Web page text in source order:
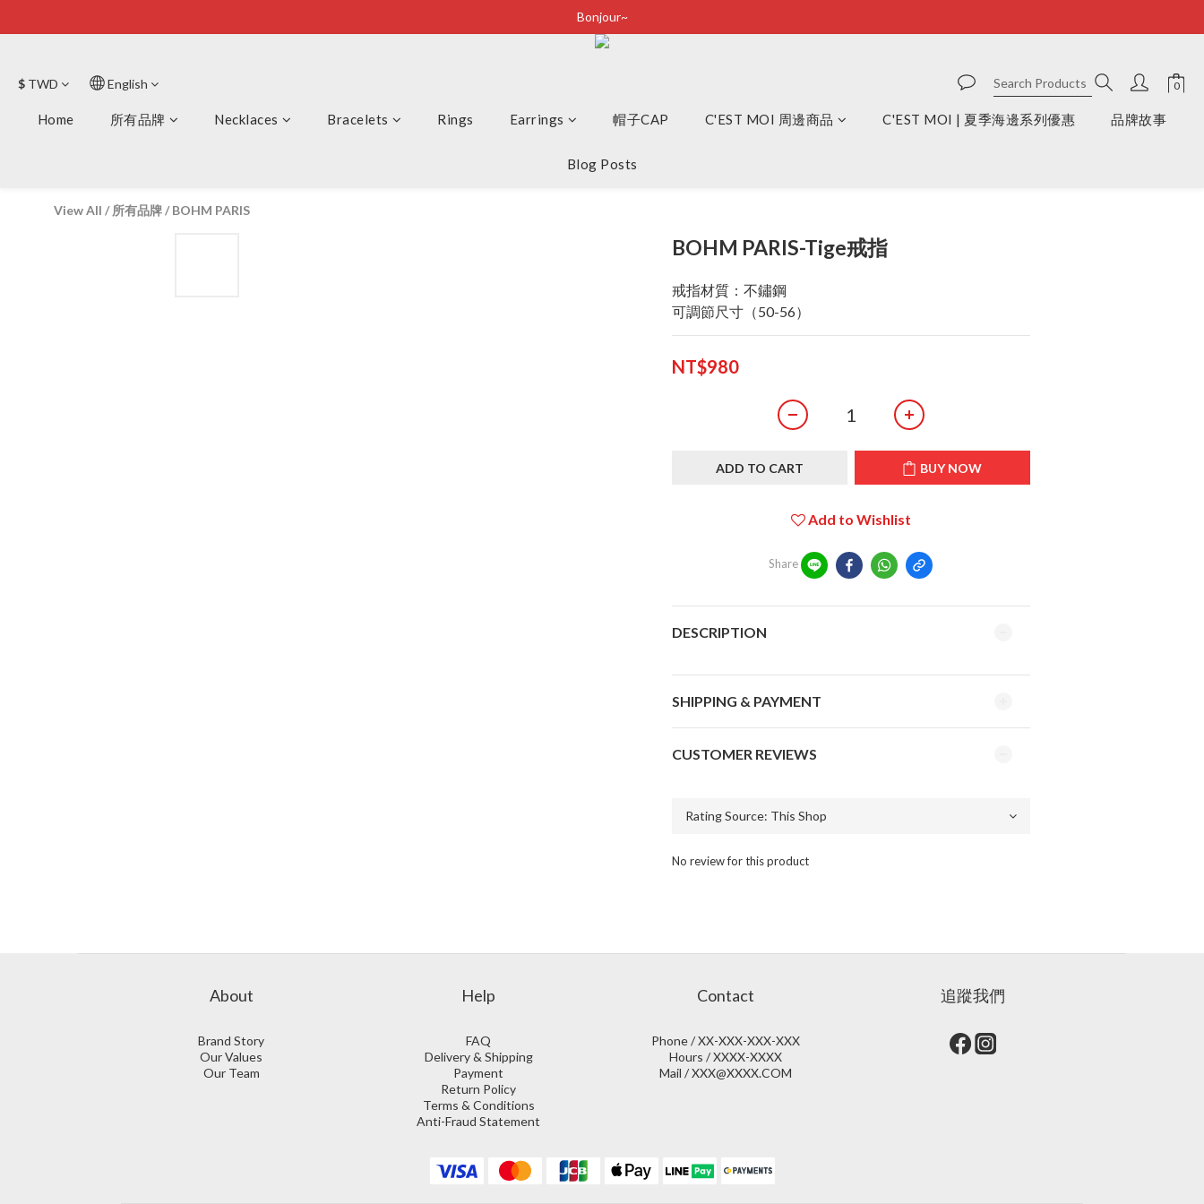
Bonjour~
Bonjour~
立即加入會員享有100元購物金
Bonjour~
$ TWD English
Home 所有品牌 Necklaces Bracelets Rings Earrings 帽子CAP C'EST MOI 周邊商品 C'EST MOI | 夏季海邊系列優惠 品牌故事
Blog Posts
View All /所有品牌/BOHM PARIS
BOHM PARIS-Tige戒指
戒指材質：不鏽鋼
可調節尺寸（50-56）
NT$980
ADD TO CART BUY NOW
Add to Wishlist
Share
DESCRIPTION
SHIPPING & PAYMENT
CUSTOMER REVIEWS
No review for this product
About
Brand Story
Our Values
Our Team
Help
FAQ
Delivery & Shipping
Payment
Return Policy
Terms & Conditions
Anti-Fraud Statement
Contact
Phone / XX-XXX-XXX-XXX
Hours / XXXX-XXXX
Mail / XXX@XXXX.COM
追蹤我們